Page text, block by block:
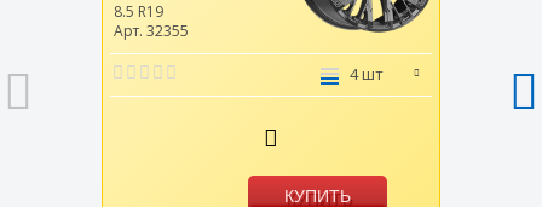
8.5 R19
Арт. 32355
4 шт
КУПИТЬ